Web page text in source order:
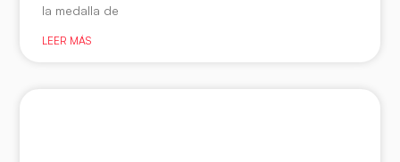
la medalla de
LEER MÁS